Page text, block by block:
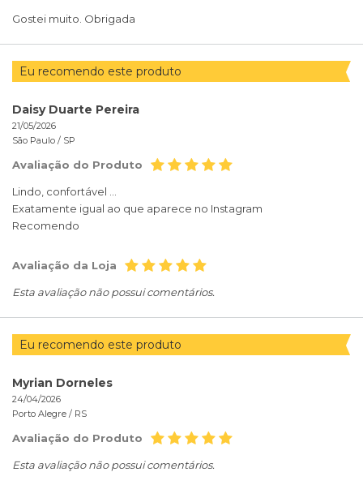
Gostei muito. Obrigada
Eu recomendo este produto
Daisy Duarte Pereira
21/05/2026
São Paulo / SP
Avaliação do Produto
Lindo, confortável ...
Exatamente igual ao que aparece no Instagram
Recomendo
Avaliação da Loja
Esta avaliação não possui comentários.
Eu recomendo este produto
Myrian Dorneles
24/04/2026
Porto Alegre / RS
Avaliação do Produto
Esta avaliação não possui comentários.